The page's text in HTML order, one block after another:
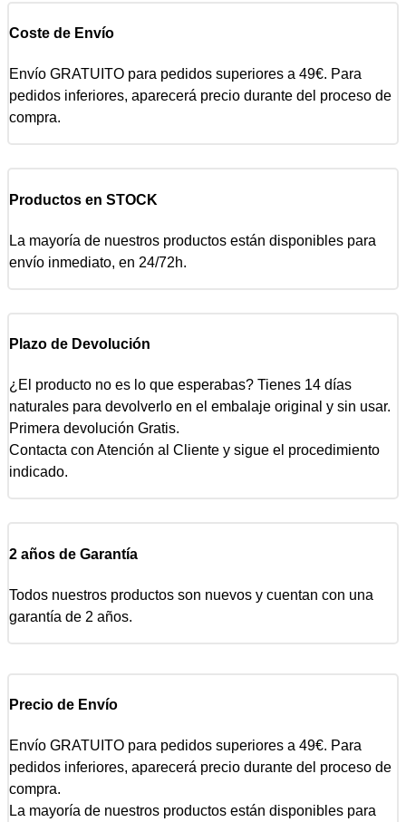
Coste de Envío
Envío GRATUITO para pedidos superiores a 49€. Para
pedidos inferiores, aparecerá precio durante del proceso de
compra.
Productos en STOCK
La mayoría de nuestros productos están disponibles para
envío inmediato, en 24/72h.
Plazo de Devolución
¿El producto no es lo que esperabas? Tienes 14 días
naturales para devolverlo en el embalaje original y sin usar.
Primera devolución Gratis.
Contacta con Atención al Cliente y sigue el procedimiento
indicado.
2 años de Garantía
Todos nuestros productos son nuevos y cuentan con una
garantía de 2 años.
Precio de Envío
Envío GRATUITO para pedidos superiores a 49€. Para
pedidos inferiores, aparecerá precio durante del proceso de
compra.
La mayoría de nuestros productos están disponibles para